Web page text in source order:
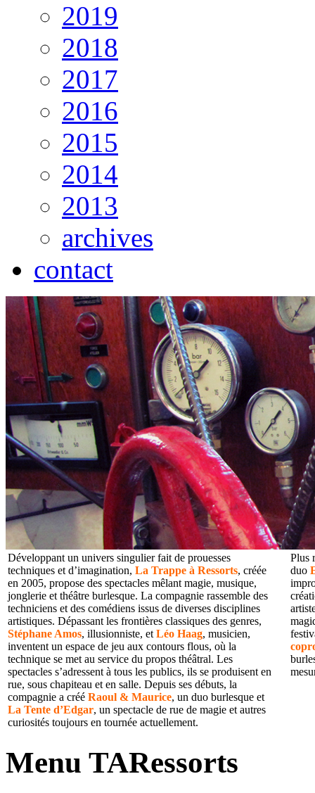
2019
2018
2017
2016
2015
2014
2013
archives
contact
Développant un univers singulier fait de prouesses
techniques et d’imagination, La Trappe à Ressorts, créée
en 2005, propose des spectacles mêlant magie, musique,
jonglerie et théâtre burlesque. La compagnie rassemble des
techniciens et des comédiens issus de diverses disciplines
artistiques. Dépassant les frontières classiques des genres,
Stéphane Amos, illusionniste, et Léo Haag, musicien,
inventent un espace de jeu aux contours flous, où la
technique se met au service du propos théâtral. Les
spectacles s’adressent à tous les publics, ils se produisent en
rue, sous chapiteau et en salle. Depuis ses débuts, la
compagnie a créé Raoul & Maurice, un duo burlesque et
La Tente d’Edgar, un spectacle de rue de magie et autres
curiosités toujours en tournée actuellement.
Plus
duo
Menu TARessorts